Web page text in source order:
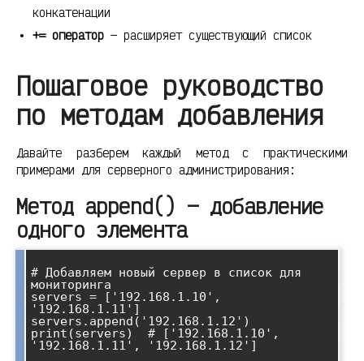
конкатенации
+= оператор — расширяет существующий список
Пошаговое руководство
по методам добавления
Давайте разберем каждый метод с практическими
примерами для серверного администрирования:
Метод append() — добавление
одного элемента
# Добавляем новый сервер в список для
мониторинга
servers = ['192.168.1.10',
'192.168.1.11']
servers.append('192.168.1.12')
print(servers)  # ['192.168.1.10',
'192.168.1.11', '192.168.1.12']